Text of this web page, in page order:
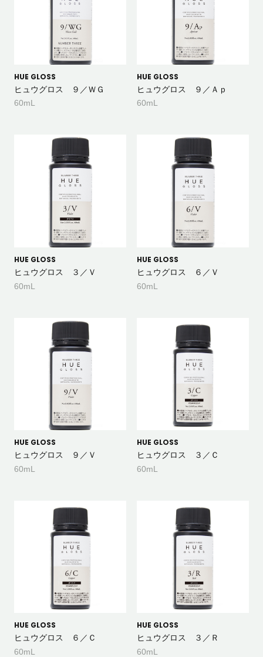
HUE GLOSS
ヒュウグロス ９／ＷＧ
60mL
HUE GLOSS
ヒュウグロス ９／Ａｐ
60mL
HUE GLOSS
ヒュウグロス ３／Ｖ
60mL
HUE GLOSS
ヒュウグロス ６／Ｖ
60mL
HUE GLOSS
ヒュウグロス ９／Ｖ
60mL
HUE GLOSS
ヒュウグロス ３／Ｃ
60mL
HUE GLOSS
ヒュウグロス ６／Ｃ
60mL
HUE GLOSS
ヒュウグロス ３／Ｒ
60mL